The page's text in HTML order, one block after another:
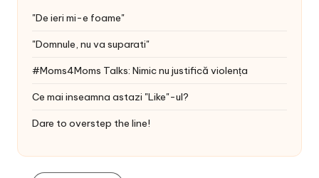
"De ieri mi-e foame"
"Domnule, nu va suparati"
#Moms4Moms Talks: Nimic nu justifică violența
Ce mai inseamna astazi "Like"-ul?
Dare to overstep the line!